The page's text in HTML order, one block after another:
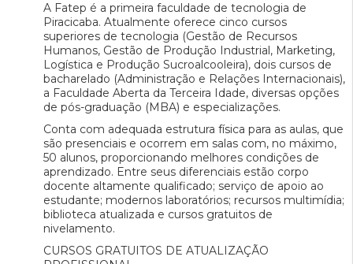
A Fatep é a primeira faculdade de tecnologia de
Piracicaba. Atualmente oferece cinco cursos
superiores de tecnologia (Gestão de Recursos
Humanos, Gestão de Produção Industrial, Marketing,
Logística e Produção Sucroalcooleira), dois cursos de
bacharelado (Administração e Relações Internacionais),
a Faculdade Aberta da Terceira Idade, diversas opções
de pós-graduação (MBA) e especializações.
Conta com adequada estrutura física para as aulas, que
são presenciais e ocorrem em salas com, no máximo,
50 alunos, proporcionando melhores condições de
aprendizado. Entre seus diferenciais estão corpo
docente altamente qualificado; serviço de apoio ao
estudante; modernos laboratórios; recursos multimídia;
biblioteca atualizada e cursos gratuitos de
nivelamento.
CURSOS GRATUITOS DE ATUALIZAÇÃO